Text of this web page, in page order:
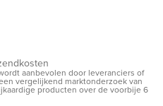
aanbevolen door leveranciers of
vergelijkend marktonderzoek van
producten over de voorbije 6